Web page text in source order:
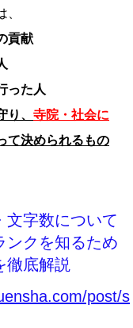
貢献
った人
り、 寺院・社会に
て決められるもの
文字数について
ンクを知るため
徹底解説
post/s